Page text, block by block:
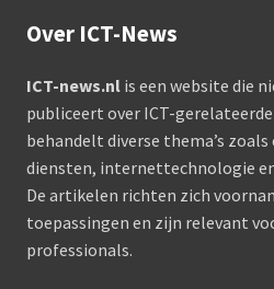
Over ICT-News
ICT-news.nl is een website die
publiceert over ICT-
behandelt diverse thema’s
diensten, internettechnologie
De artikelen richten zich
toepassingen en zijn relevant
professionals.